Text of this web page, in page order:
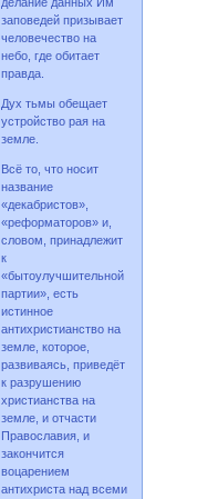
заповедей призывает
человечество на
небо, где обитает
правда.
Дух тьмы обещает
устройство рая на
земле.
Всё то, что носит
название
«декабристов»,
«реформаторов» и,
словом, принадлежит
к
«бытоулучшительной
партии», есть
истинное
антихристианство на
земле, которое,
развиваясь, приведёт
к разрушению
христианства на
земле, и отчасти
Православия, и
закончится
воцарением
антихриста над всеми